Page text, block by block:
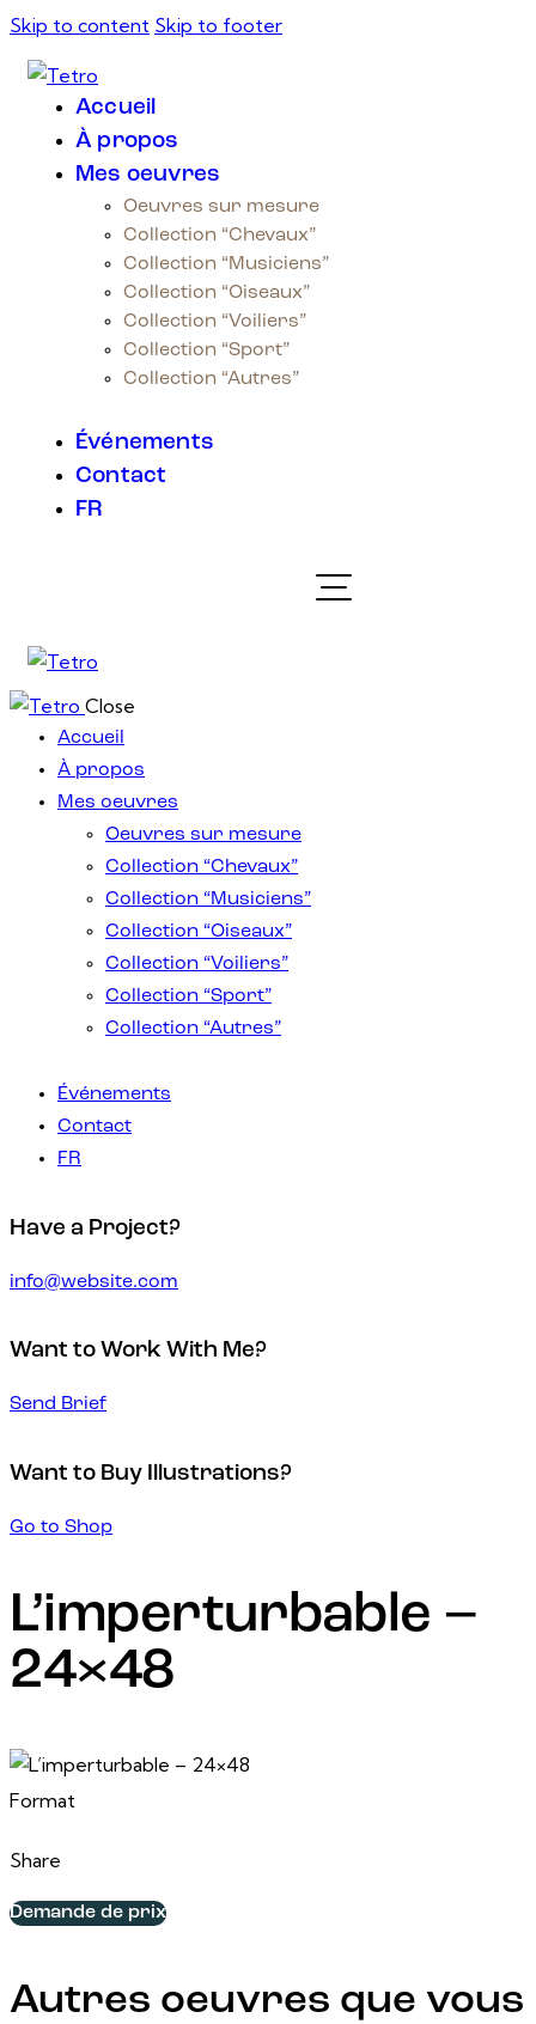
Skip to content Skip to footer
Accueil
À propos
Mes oeuvres
Oeuvres sur mesure
Collection “Chevaux”
Collection “Musiciens”
Collection “Oiseaux”
Collection “Voiliers”
Collection “Sport”
Collection “Autres”
Événements
Contact
FR
Close
Accueil
À propos
Mes oeuvres
Oeuvres sur mesure
Collection “Chevaux”
Collection “Musiciens”
Collection “Oiseaux”
Collection “Voiliers”
Collection “Sport”
Collection “Autres”
Événements
Contact
FR
Have a Project?
info@website.com
Want to Work With Me?
Send Brief
Want to Buy Illustrations?
Go to Shop
L’imperturbable –
24×48
Format
Share
Demande de prix
Autres oeuvres que vous